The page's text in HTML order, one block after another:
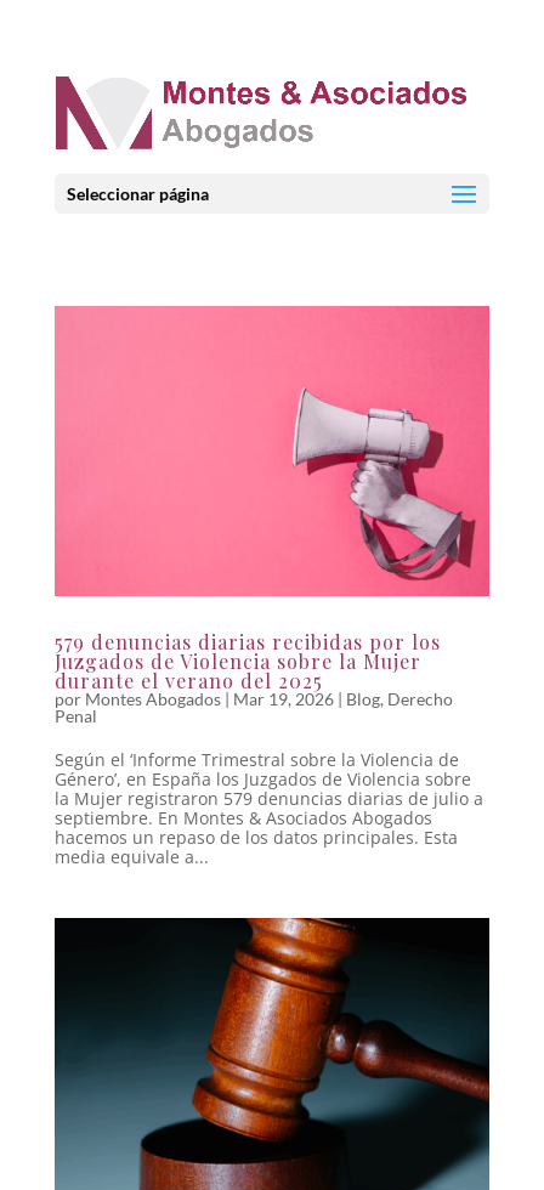
Seleccionar página
579 denuncias diarias recibidas por los
Juzgados de Violencia sobre la Mujer
durante el verano del 2025
por Montes Abogados| Mar 19, 2026| Blog, Derecho
Penal
Según el ‘Informe Trimestral sobre la Violencia de
Género’, en España los Juzgados de Violencia sobre
la Mujer registraron 579 denuncias diarias de julio a
septiembre. En Montes & Asociados Abogados
hacemos un repaso de los datos principales. Esta
media equivale a...